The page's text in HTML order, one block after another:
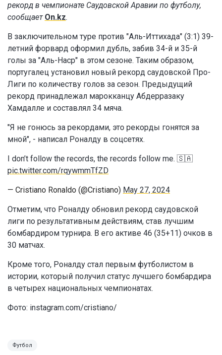
рекорд в чемпионате Саудовской Аравии по футболу,
сообщает On.kz.
В заключительном туре против "Аль-Иттихада" (3:1) 39-
летний форвард оформил дубль, забив 34-й и 35-й
голы за "Аль-Наср" в этом сезоне. Таким образом,
португалец установил новый рекорд саудовской Про-
Лиги по количеству голов за сезон. Предыдущий
рекорд принадлежал марокканцу Абдерразаку
Хамдалле и составлял 34 мяча.
"Я не гонюсь за рекордами, это рекорды гонятся за
мной", - написал Роналду в соцсетях.
I don’t follow the records, the records follow me. 🇸🇦
pic.twitter.com/rqywmmTfZD
— Cristiano Ronaldo (@Cristiano) May 27, 2024
Отметим, что Роналду обновил рекорд саудовской
лиги по результативным действиям, став лучшим
бомбардиром турнира. В его активе 46 (35+11) очков в
30 матчах.
Кроме того, Роналду стал первым футболистом в
истории, который получил статус лучшего бомбардира
в четырех национальных чемпионатах.
Фото: instagram.com/cristiano/
Футбол